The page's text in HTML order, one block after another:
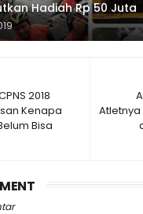
Hadiah Rp 50 Juta
2018
Kenapa
Bisa